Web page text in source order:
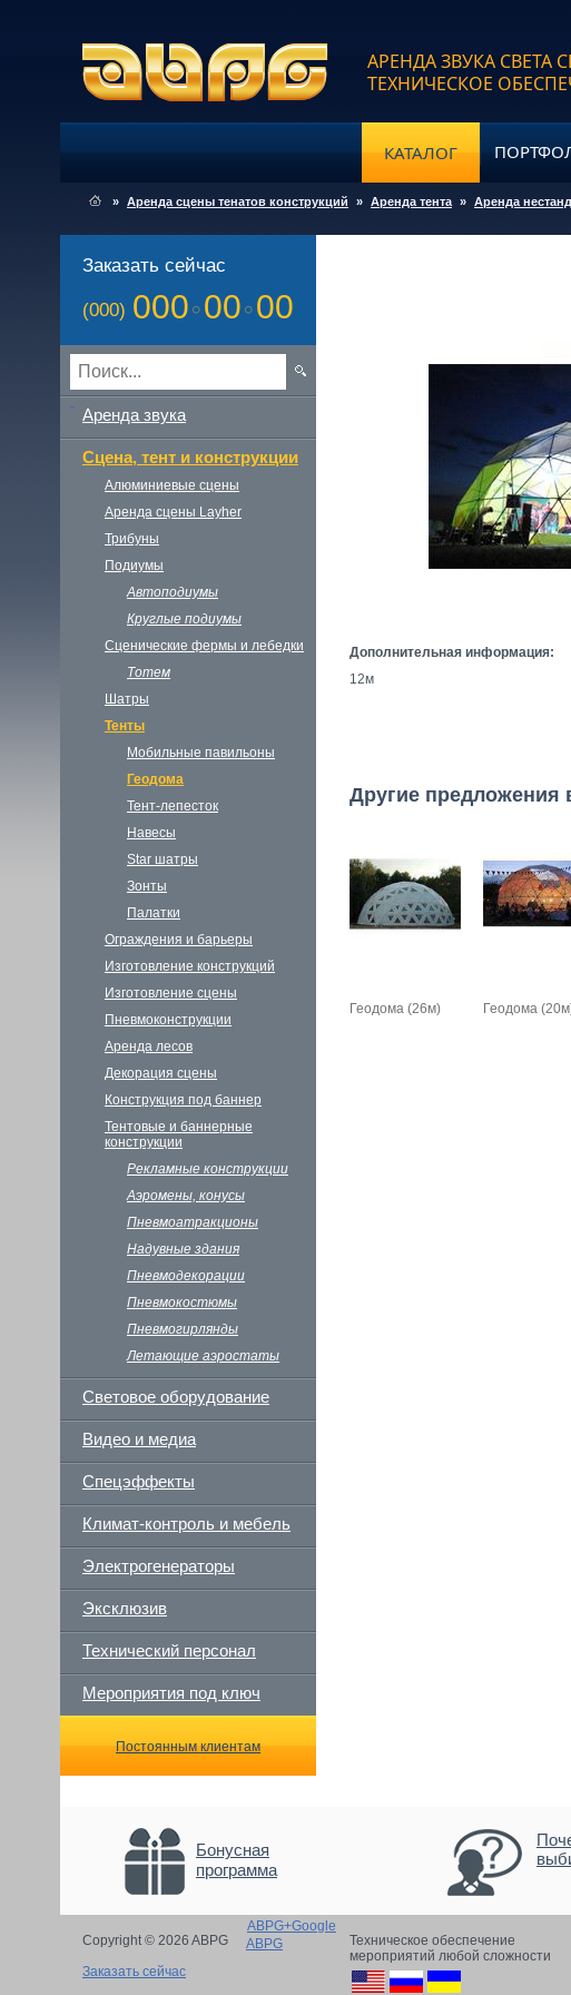
АРЕНДА ЗВУКА СВЕТА
ТЕХНИЧЕСКОЕ
КАТАЛОГ
» Аренда сцены тенатов конструкций » Аренда тента » Аренда
Заказать сейчас
(000) 000 00 00
Аренда звука
Сцена, тент и конструкции
Алюминиевые сцены
Аренда сцены Layher
Трибуны
Подиумы
Автоподиумы
Круглые подиумы
Сценические фермы и лебедки
Тотем
Шатры
Тенты
Мобильные павильоны
Геодома
Тент-лепесток
Навесы
Star шатры
Зонты
Палатки
Ограждения и барьеры
Изготовление конструкций
Изготовление сцены
Пневмоконструкции
Аренда лесов
Декорация сцены
Конструкция под баннер
Тентовые и баннерные
конструкции
Рекламные конструкции
Аэромены, конусы
Пневмоатракционы
Надувные здания
Пневмодекорации
Пневмокостюмы
Пневмогирлянды
Летающие аэростаты
Световое оборудование
Видео и медиа
Спецэффекты
Климат-контроль и мебель
Электрогенераторы
Эксклюзив
Технический персонал
Мероприятия под ключ
Постоянным клиентам
Дополнительная информация:
12м
Другие предложения
Геодома (26м) Геодома
Бонусная
программа
ABPG
Copyright © 2026 ABPG
Заказать сейчас
Техническое обеспечение
мероприятий любой сложности
ABPG+Google